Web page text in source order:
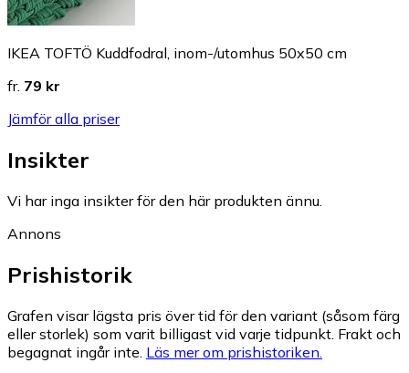
IKEA TOFTÖ Kuddfodral, inom-/utomhus 50x50 cm
fr. 79 kr
Jämför alla priser
Insikter
Vi har inga insikter för den här produkten ännu.
Annons
Prishistorik
Grafen visar lägsta pris över tid för den variant (såsom färg
eller storlek) som varit billigast vid varje tidpunkt. Frakt och
begagnat ingår inte. Läs mer om prishistoriken.